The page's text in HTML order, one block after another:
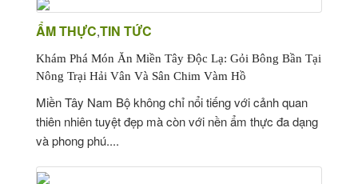
ẨM THỰC,TIN TỨC
Khám Phá Món Ăn Miền Tây Độc Lạ: Gỏi Bông Bần Tại
Nông Trại Hải Vân Và Sân Chim Vàm Hồ
Miền Tây Nam Bộ không chỉ nổi tiếng với cảnh quan
thiên nhiên tuyệt đẹp mà còn với nền ẩm thực đa dạng
và phong phú....